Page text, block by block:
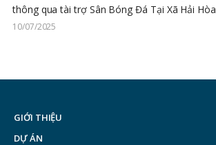
thông qua tài trợ Sân Bóng Đá Tại Xã Hải Hòa
10/07/2025
GIỚI THIỆU
DỰ ÁN